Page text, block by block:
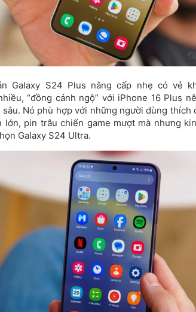
Galaxy S24 Plus nâng cấp nhẹ có vẻ
“đồng cảnh ngộ” với iPhone 16 Plus
sâu. Nó phù hợp với những người dùng thích
lớn, pin trâu chiến game mượt mà nhưng
Galaxy S24 Ultra.